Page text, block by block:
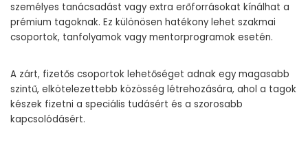
személyes tanácsadást vagy extra erőforrásokat kínálhat a
prémium tagoknak. Ez különösen hatékony lehet szakmai
csoportok, tanfolyamok vagy mentorprogramok esetén.
A zárt, fizetős csoportok lehetőséget adnak egy magasabb
szintű, elkötelezettebb közösség létrehozására, ahol a tagok
készek fizetni a speciális tudásért és a szorosabb
kapcsolódásért.